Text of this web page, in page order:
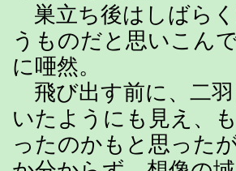
巣立ち後はしばら
うものだと思いこん
に唖然。
飛び出す前に、二
いたようにも見え、
ったのかもと思った